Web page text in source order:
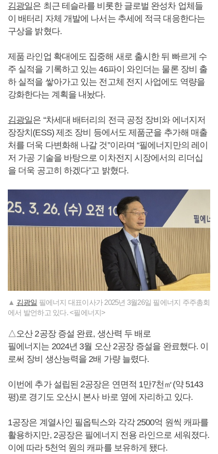
김광일은 최근 테슬라를 비롯한 글로벌 완성차 업체들
이 배터리 자체 개발에 나서는 추세에 적극 대응한다는
구상을 밝혔다.
제품 라인업 확대에도 집중해 새로 출시한 뒤 빠르게 수
주 실적을 기록하고 있는 46파이 와인더는 물론 장비 출
하 실적을 쌓아가고 있는 전고체 전지 사업에도 역량을
강화한다는 계획을 내놨다.
김광일은 “차세대 배터리의 전극 공정 장비와 에너지저
장장치(ESS) 제조 장비 등에서도 제품군을 추가해 매출
처를 더욱 다변화해 나갈 것”이라며 “필에너지만의 레이
저 가공 기술을 바탕으로 이차전지 시장에서의 리더십
을 더욱 공고히 하겠다”고 밝혔다.
▲ 김광일 필에너지 대표이사가 2025년 3월26일 필에너지 주주총회
에서 발언하고 있다. <필에너지>
△오산 2공장 증설 완료, 생산력 두 배로
필에너지는 2024년 3월 오산 2공장 증설을 완료했다. 이
로써 장비 생산능력을 2배 가량 늘렸다.
이번에 추가 설립된 2공장은 연면적 1만7천㎡(약 5143
평)로 경기도 오산시 본사 바로 옆에 자리하고 있다.
1공장은 계열사인 필옵틱스와 각각 2500억 원씩 캐파를
활용하지만, 2공장은 필에너지 전용 라인으로 세워졌다.
이에 따라 5천억 원의 캐파를 보유하게 됐다.